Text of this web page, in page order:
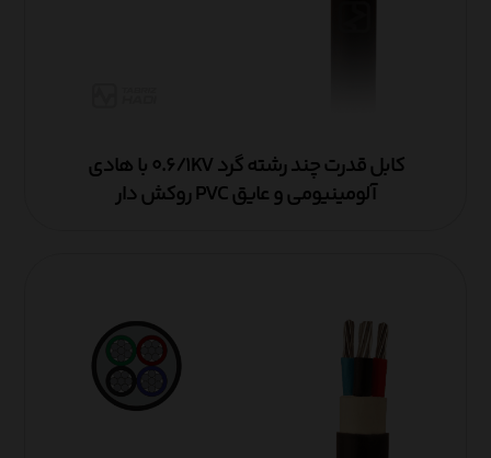
کابل قدرت چند رشته گرد ۰.۶/۱KV با هادی
آلومینیومی و عایق PVC روکش دار